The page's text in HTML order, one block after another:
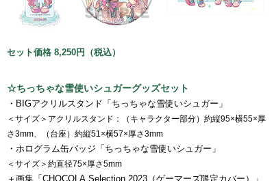
セット価格 8,250円（税込）
☆ちっちゃな雪使いシュガーグッズセット
・BIGアクリルスタンド「ちっちゃな雪使いシュガー」
＜サイズ＞アクリルスタンド：（キャラクター部分）約縦95×横55×厚
さ3mm、（台座）約縦51×横57×厚さ3mm
・ホログラム缶バッジ「ちっちゃな雪使いシュガー」
＜サイズ＞約直径75×厚さ5mm
＋画集「CHOCOLA Selection 2023（ゲーマーズ限定カバー）」